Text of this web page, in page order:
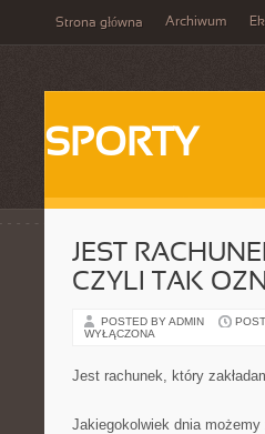
Strona główna Archiwum
SPORTY
JEST
CZYLI TAK
POSTED BY ADMIN
WYŁĄCZONA
Jest rachunek, który
Jakiegokolwiek dnia